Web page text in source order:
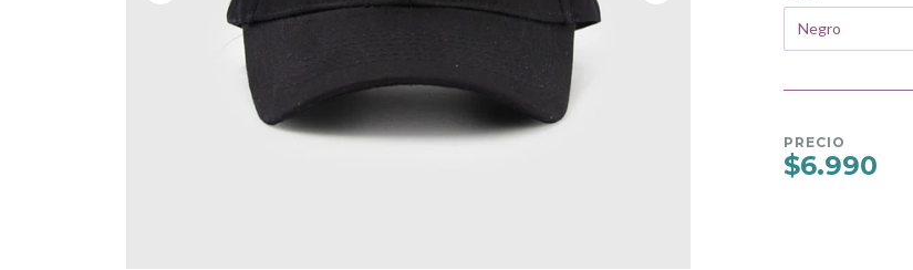
PRECIO
$6.990